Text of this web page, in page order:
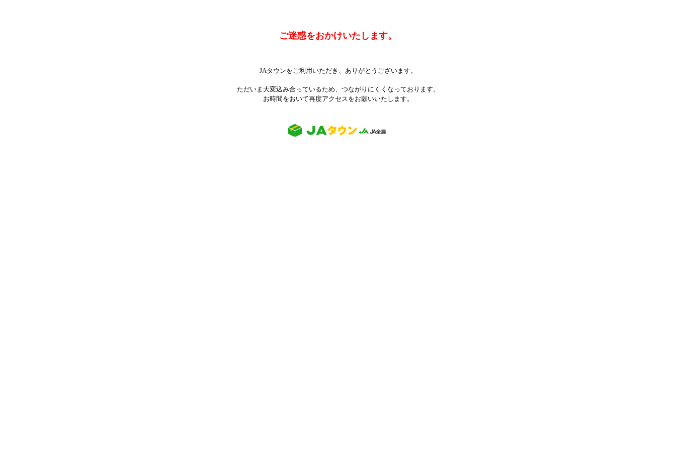
ご迷惑をおかけいたします。
JAタウンをご利用いただき、ありがとうございます。
ただいま大変込み合っているため、つながりにくくなっております。
お時間をおいて再度アクセスをお願いいたします。